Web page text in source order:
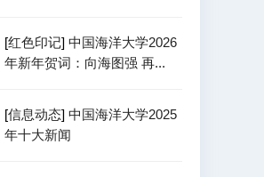
[红色印记] 中国海洋大学2026
年新年贺词：向海图强 再...
[信息动态] 中国海洋大学2025
年十大新闻